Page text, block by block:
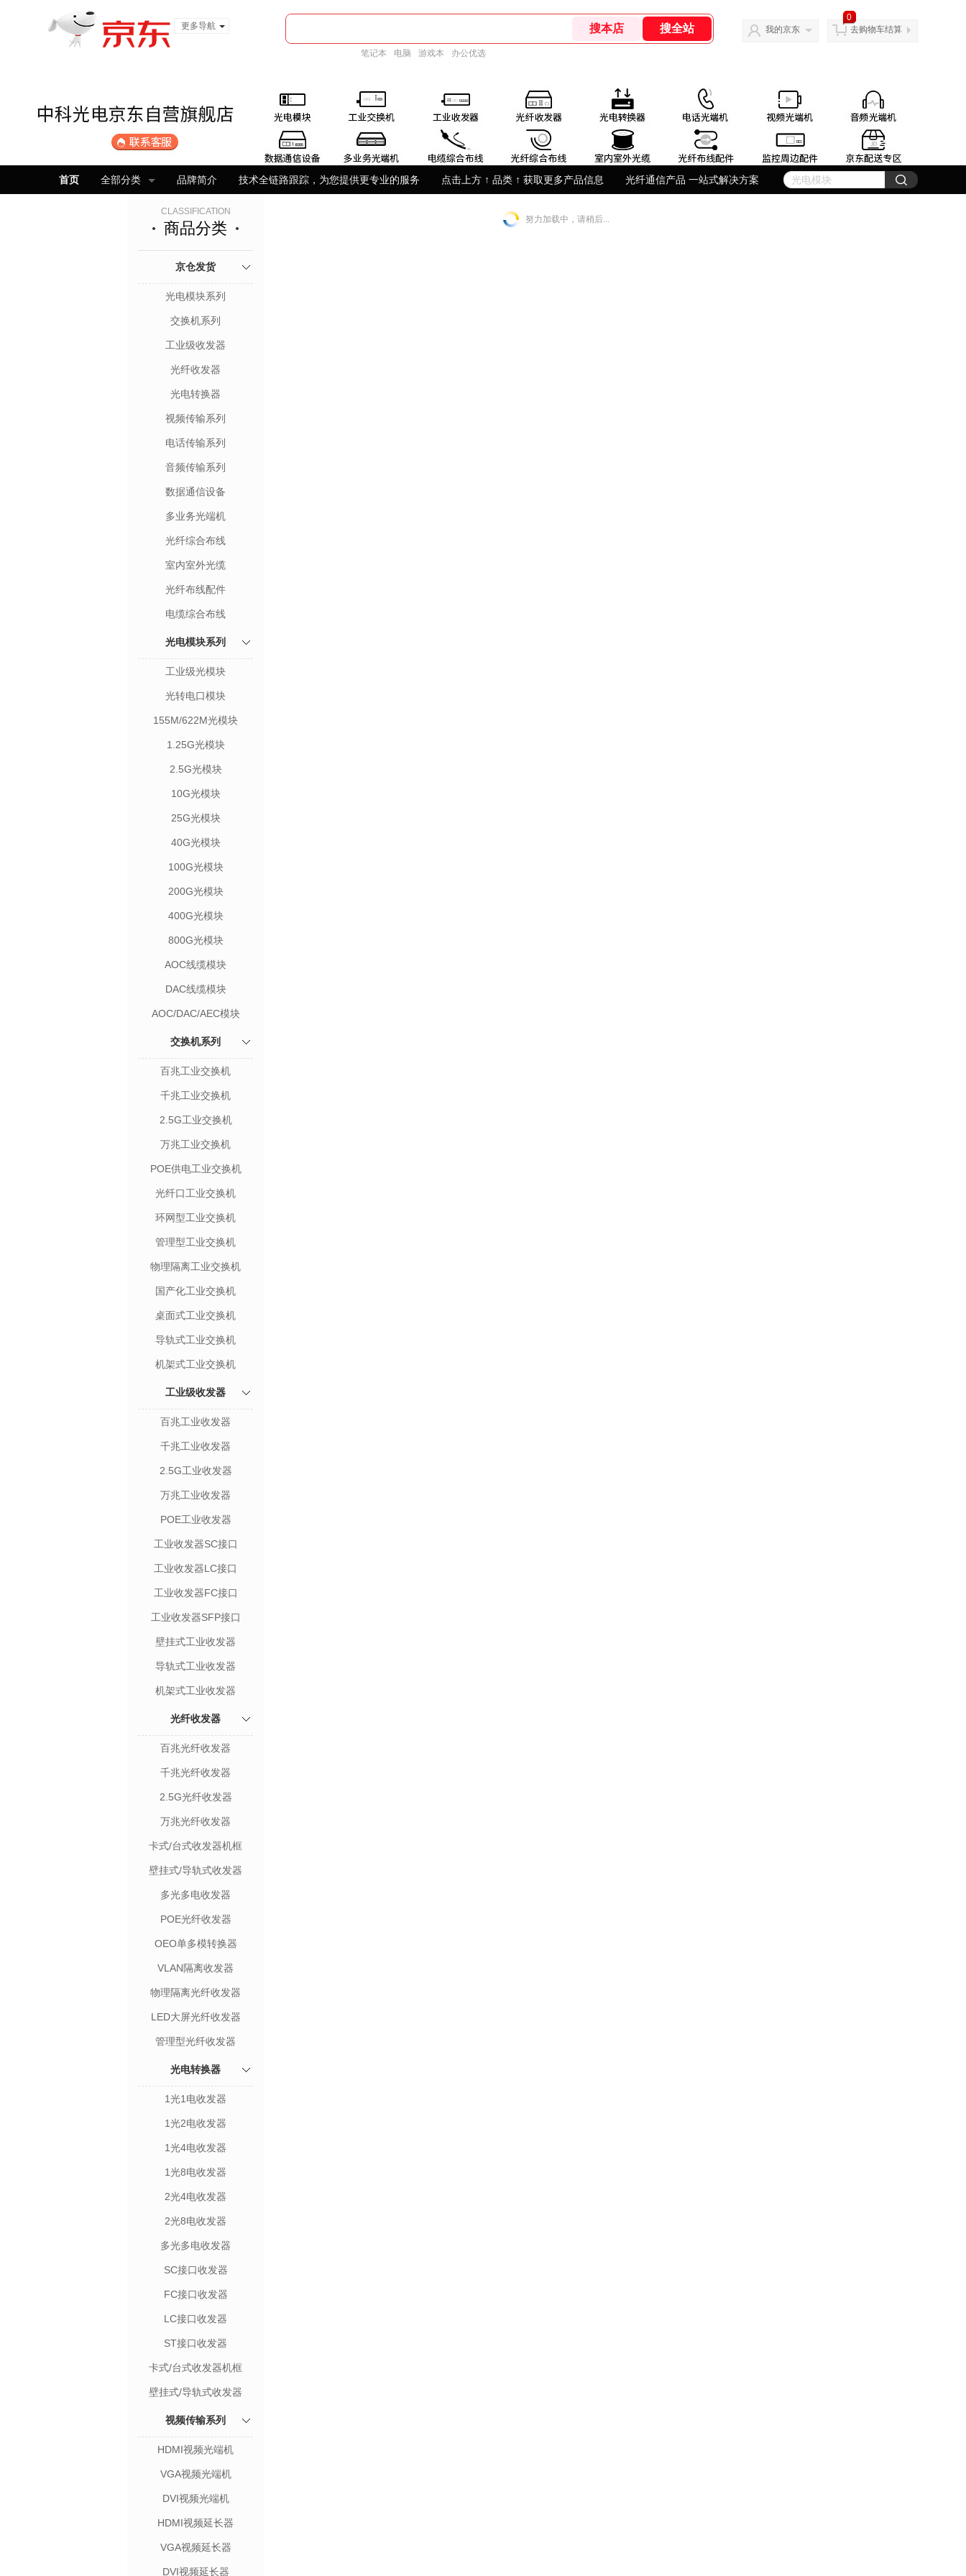
更多导航
笔记本 电脑 游戏本 办公优选
我的京东
0
去购物车结算
首页 全部分类 品牌简介 技术全链路跟踪，为您提供更专业的服务 点击上方 ↑ 品类 ↑ 获取更多产品信息 光纤通信产品 一站式解决方案
CLASSIFICATION
商品分类
京仓发货
光电模块系列
交换机系列
工业级收发器
光纤收发器
光电转换器
视频传输系列
电话传输系列
音频传输系列
数据通信设备
多业务光端机
光纤综合布线
室内室外光缆
光纤布线配件
电缆综合布线
光电模块系列
工业级光模块
光转电口模块
155M/622M光模块
1.25G光模块
2.5G光模块
10G光模块
25G光模块
40G光模块
100G光模块
200G光模块
400G光模块
800G光模块
AOC线缆模块
DAC线缆模块
AOC/DAC/AEC模块
交换机系列
百兆工业交换机
千兆工业交换机
2.5G工业交换机
万兆工业交换机
POE供电工业交换机
光纤口工业交换机
环网型工业交换机
管理型工业交换机
物理隔离工业交换机
国产化工业交换机
桌面式工业交换机
导轨式工业交换机
机架式工业交换机
工业级收发器
百兆工业收发器
千兆工业收发器
2.5G工业收发器
万兆工业收发器
POE工业收发器
工业收发器SC接口
工业收发器LC接口
工业收发器FC接口
工业收发器SFP接口
壁挂式工业收发器
导轨式工业收发器
机架式工业收发器
光纤收发器
百兆光纤收发器
千兆光纤收发器
2.5G光纤收发器
万兆光纤收发器
卡式/台式收发器机框
壁挂式/导轨式收发器
多光多电收发器
POE光纤收发器
OEO单多模转换器
VLAN隔离收发器
物理隔离光纤收发器
LED大屏光纤收发器
管理型光纤收发器
光电转换器
1光1电收发器
1光2电收发器
1光4电收发器
1光8电收发器
2光4电收发器
2光8电收发器
多光多电收发器
SC接口收发器
FC接口收发器
LC接口收发器
ST接口收发器
卡式/台式收发器机框
壁挂式/导轨式收发器
视频传输系列
HDMI视频光端机
VGA视频光端机
DVI视频光端机
HDMI视频延长器
VGA视频延长器
DVI视频延长器
努力加载中，请稍后...